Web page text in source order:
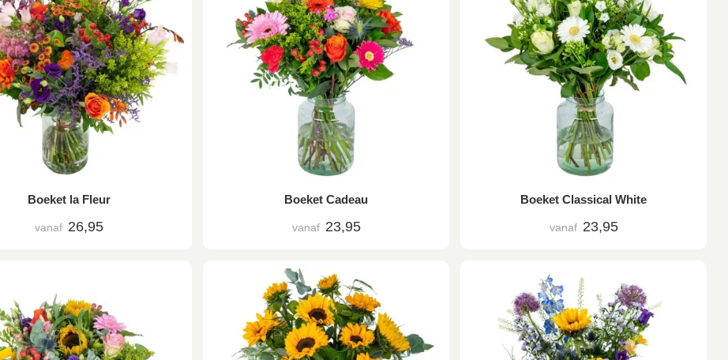
Boeket la Fleur
vanaf 26,95
Boeket Cadeau
vanaf 23,95
Boeket Classical White
vanaf 23,95